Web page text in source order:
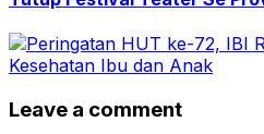
Leave a comment